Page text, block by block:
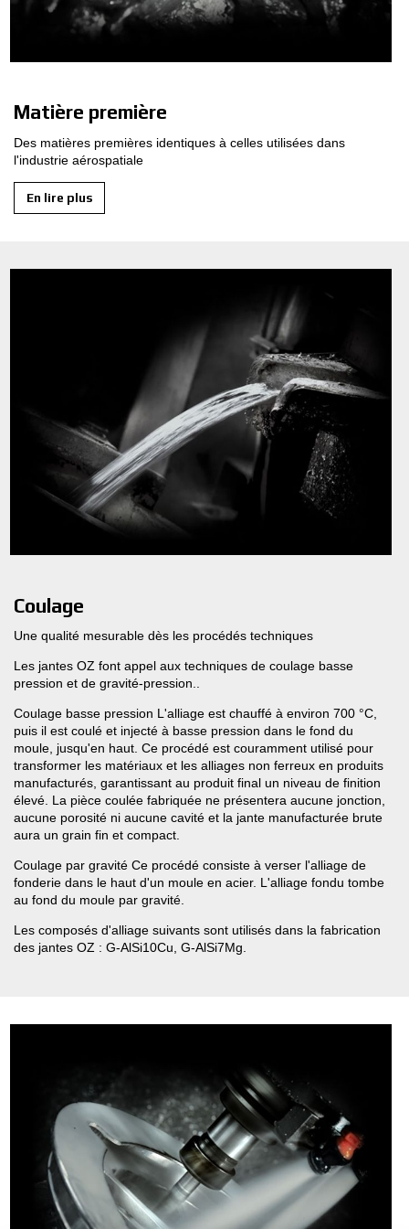
GPSR
Matière première
Des matières premières identiques à celles utilisées dans
l'industrie aérospatiale
En lire plus
Coulage
Une qualité mesurable dès les procédés techniques
Les jantes OZ font appel aux techniques de coulage basse
pression et de gravité-pression..
Coulage basse pression L'alliage est chauffé à environ 700 °C,
puis il est coulé et injecté à basse pression dans le fond du
moule, jusqu'en haut. Ce procédé est couramment utilisé pour
transformer les matériaux et les alliages non ferreux en produits
manufacturés, garantissant au produit final un niveau de finition
élevé. La pièce coulée fabriquée ne présentera aucune jonction,
aucune porosité ni aucune cavité et la jante manufacturée brute
aura un grain fin et compact.
Coulage par gravité Ce procédé consiste à verser l'alliage de
fonderie dans le haut d'un moule en acier. L'alliage fondu tombe
au fond du moule par gravité.
Les composés d'alliage suivants sont utilisés dans la fabrication
des jantes OZ : G-AlSi10Cu, G-AlSi7Mg.